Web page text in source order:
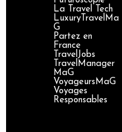
La Travel Tech
LuxuryTravelMa
G
Partez en
France
TravelJobs
TravelManager
MaG
VoyageursMaG
Voyages
Responsables